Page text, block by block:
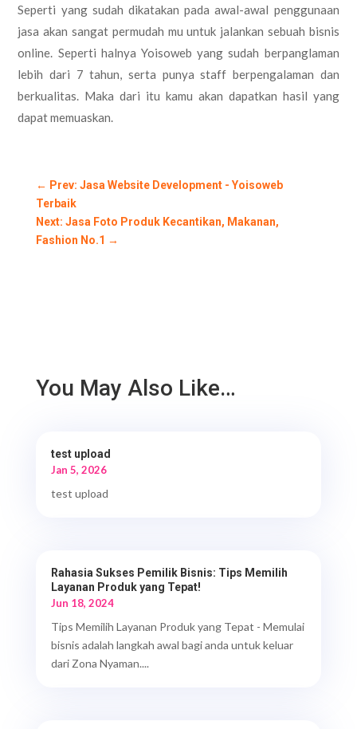
Seperti yang sudah dikatakan pada awal-awal penggunaan
jasa akan sangat permudah mu untuk jalankan sebuah bisnis
online. Seperti halnya Yoisoweb yang sudah berpanglaman
lebih dari 7 tahun, serta punya staff berpengalaman dan
berkualitas. Maka dari itu kamu akan dapatkan hasil yang
dapat memuaskan.
← Prev: Jasa Website Development - Yoisoweb
Terbaik
Next: Jasa Foto Produk Kecantikan, Makanan,
Fashion No.1 →
You May Also Like…
test upload
Jan 5, 2026
test upload
Rahasia Sukses Pemilik Bisnis: Tips Memilih
Layanan Produk yang Tepat!
Jun 18, 2024
Tips Memilih Layanan Produk yang Tepat - Memulai
bisnis adalah langkah awal bagi anda untuk keluar
dari Zona Nyaman....